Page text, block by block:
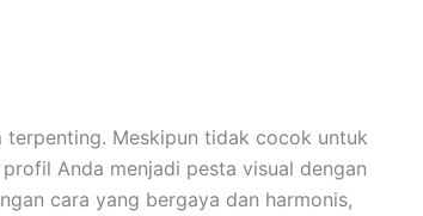
terpenting. Meskipun tidak cocok untuk
Anda menjadi pesta visual dengan
cara yang bergaya dan harmonis,